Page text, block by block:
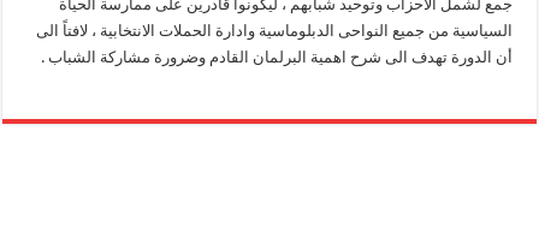
جمع لشمل الاحزاب وتوحيد شبابهم ، ليكونوا قادرين على ممارسة الحياة
السياسية من جميع النواحى الدبلوماسية وادارة الحملات الانتخابية ، لافتاً الى
أن الدورة تهدف الى شرح اهمية البرلمان القادم وضرورة مشاركة الشباب .